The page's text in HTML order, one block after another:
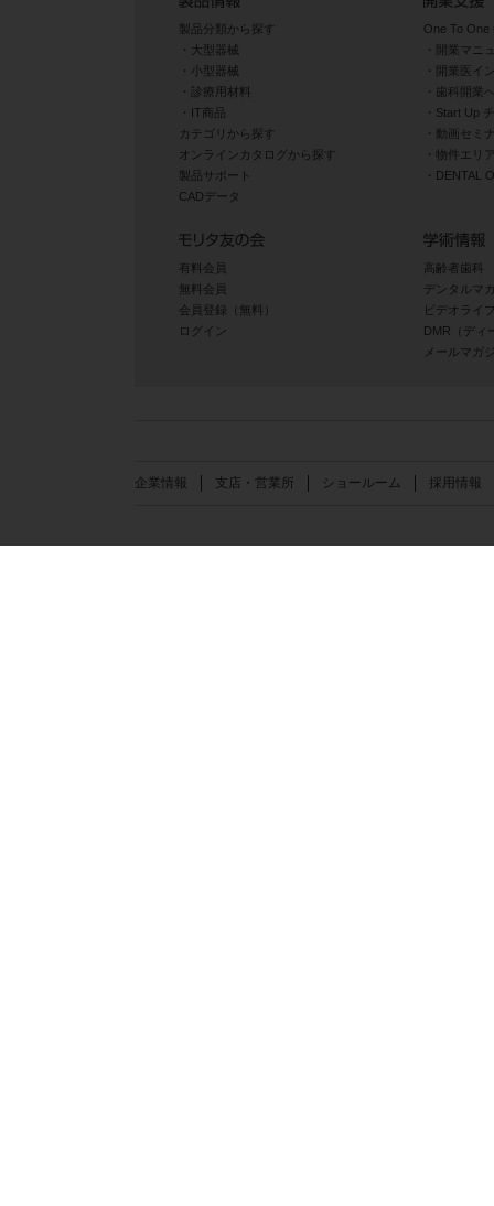
製品分類から探す
大型器械
小型器械
診療用材料
IT商品
カテゴリから探す
オンラインカタログから探す
製品サポート
CADデータ
One To One
開業マニ
開業医イ
歯科開業
Start Up
動画セミ
物件エリ
DENTAL
有料会員
無料会員
会員登録（無料）
ログイン
高齢者歯科
デンタルマ
ビデオライ
DMR（ディ
メールマガ
企業情報 支店・営業所 ショールーム 採用情報